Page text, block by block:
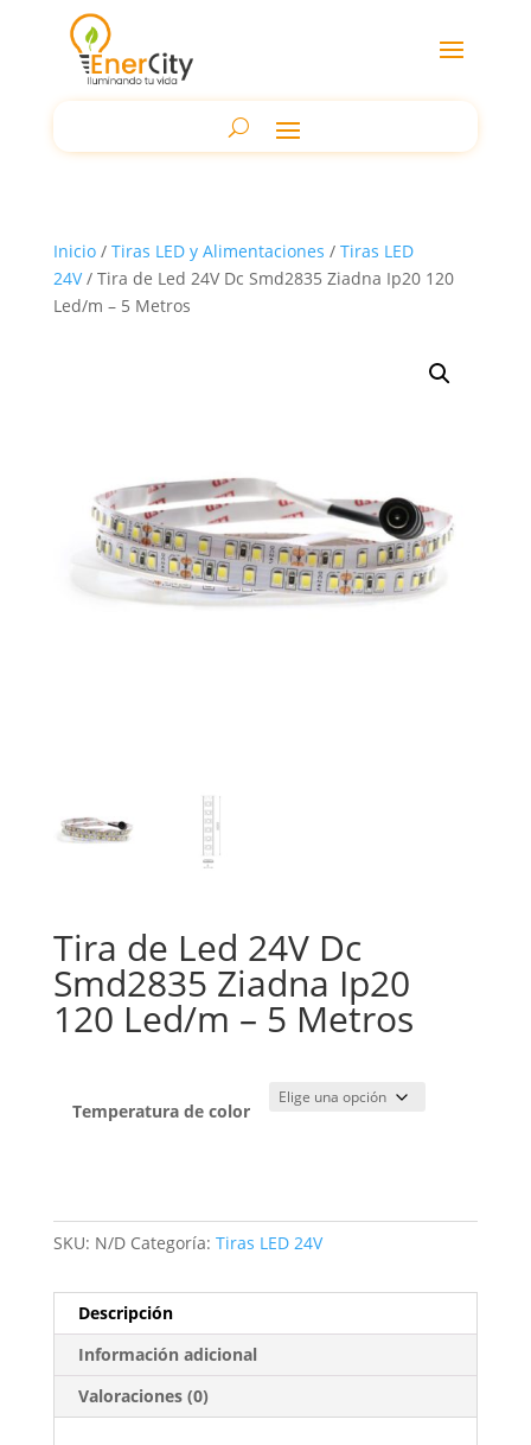
Inicio/ Tiras LED y Alimentaciones / Tiras LED
24V/ Tira de Led 24V Dc Smd2835 Ziadna Ip20 120
Led/m – 5 Metros
Tira de Led 24V Dc
Smd2835 Ziadna Ip20
120 Led/m – 5 Metros
Temperatura de color
SKU: N/D Categoría: Tiras LED 24V
Descripción
Información adicional
Valoraciones (0)